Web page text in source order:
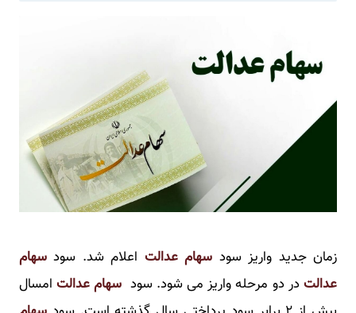
زمان جدید واریز سود سهام عدالت اعلام شد. سود سهام
عدالتدر دو مرحله واریز می شود. سود سهام عدالت امسال